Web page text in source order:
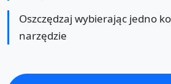
Oszczędzaj wybierając jedno
narzędzie